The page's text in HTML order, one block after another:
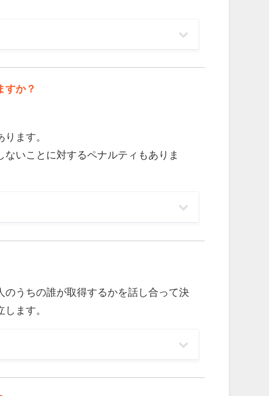
すか？
ます。
いことに対するペナルティもありま
うちの誰が取得するかを話し合って決
ます。